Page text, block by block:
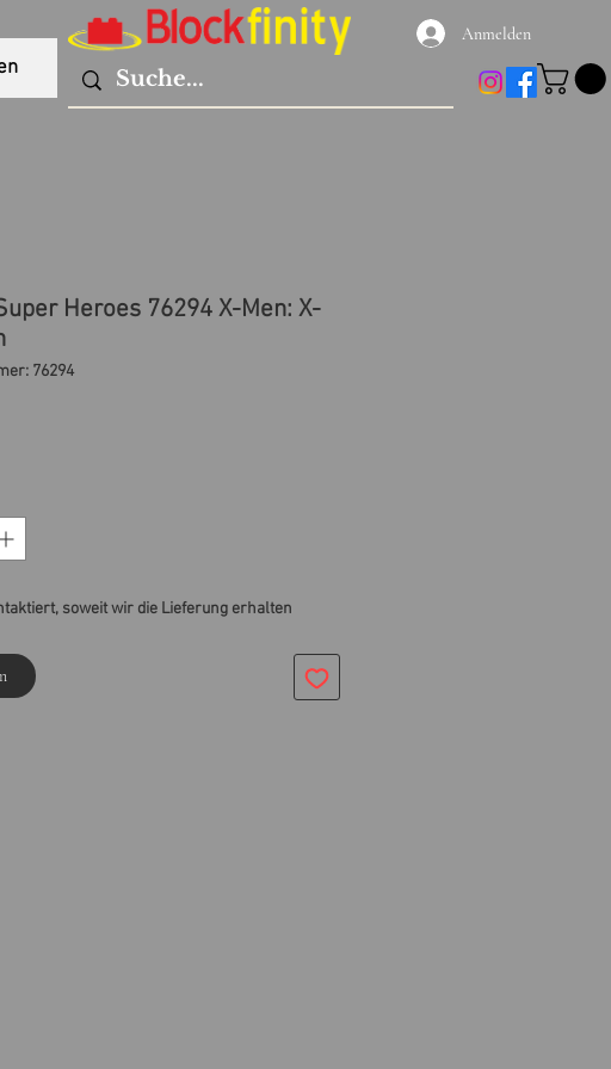
Anmelden
Heroes 76294 X-Men: X-
76294
soweit wir die Lieferung erhalten